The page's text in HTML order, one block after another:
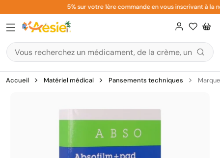
au
contenu
5% sur votre 1ère commande en vous inscrivant à la
Accueil Matériel médical Pansements techniques